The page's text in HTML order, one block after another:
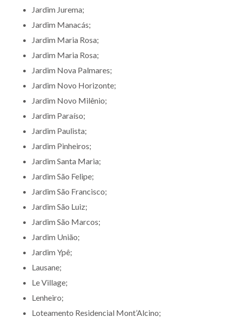
Jardim Jurema;
Jardim Manacás;
Jardim Maria Rosa;
Jardim Maria Rosa;
Jardim Nova Palmares;
Jardim Novo Horizonte;
Jardim Novo Milênio;
Jardim Paraíso;
Jardim Paulista;
Jardim Pinheiros;
Jardim Santa Maria;
Jardim São Felipe;
Jardim São Francisco;
Jardim São Luiz;
Jardim São Marcos;
Jardim União;
Jardim Ypê;
Lausane;
Le Village;
Lenheiro;
Loteamento Residencial Mont’Alcino;